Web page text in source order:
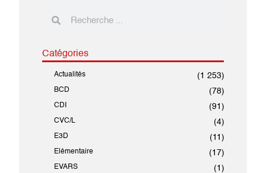
Catégories
Actualités (1 253)
BCD (78)
CDI (91)
CVC/L (4)
E3D (11)
Elémentaire (17)
EVARS (1)